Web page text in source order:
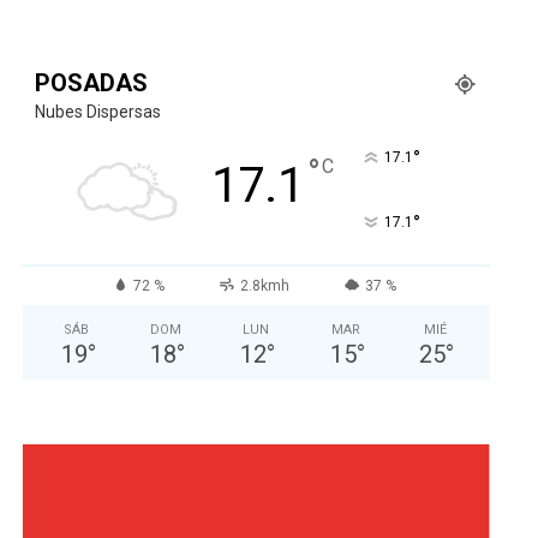
POSADAS
Nubes Dispersas
17.1 °C 17.1 °
17.1 °
72 % 2.8kmh 37 %
SÁB
19°
DOM
18°
LUN
12°
MAR
15°
MIÉ
25°